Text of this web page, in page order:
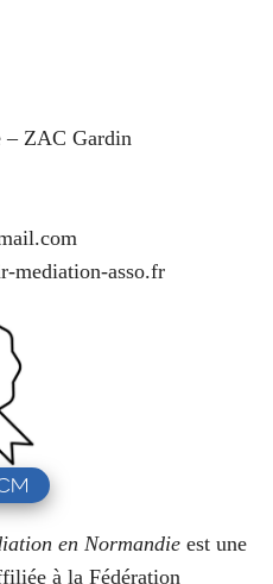
– ZAC Gardin
mediation-asso.fr
en Normandie est une
à la Fédération